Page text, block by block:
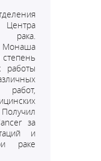
Центра
рака.
Монаша
степень
работы
за
и
раке